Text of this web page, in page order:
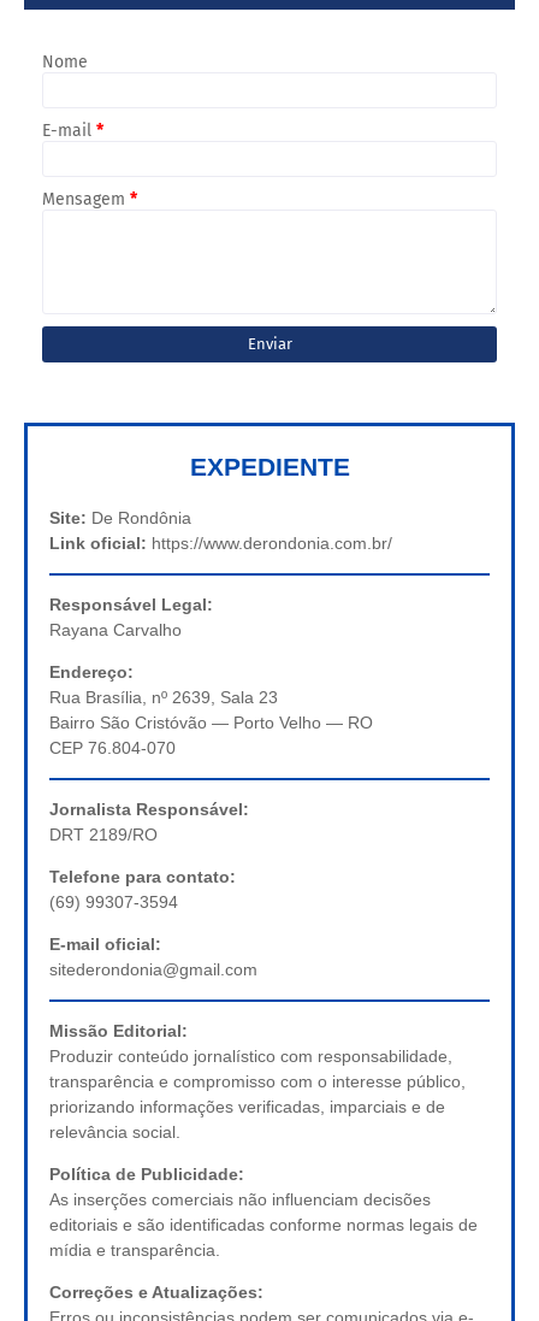
Nome
E-mail *
Mensagem *
EXPEDIENTE
Site: De Rondônia
Link oficial: https://www.derondonia.com.br/
Responsável Legal:
Rayana Carvalho
Endereço:
Rua Brasília, nº 2639, Sala 23
Bairro São Cristóvão — Porto Velho — RO
CEP 76.804-070
Jornalista Responsável:
DRT 2189/RO
Telefone para contato:
(69) 99307-3594
E-mail oficial:
sitederondonia@gmail.com
Missão Editorial:
Produzir conteúdo jornalístico com responsabilidade,
transparência e compromisso com o interesse público,
priorizando informações verificadas, imparciais e de
relevância social.
Política de Publicidade:
As inserções comerciais não influenciam decisões
editoriais e são identificadas conforme normas legais de
mídia e transparência.
Correções e Atualizações: